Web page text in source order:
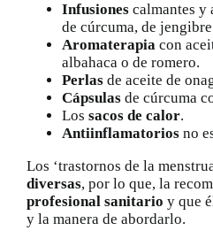
Infusiones calmantes y
de cúrcuma, de
Aromaterapia con
albahaca o de romero.
Perlas de aceite de
Cápsulas de cúrcuma
Los sacos de calor.
Antiinflamatorios no
Los ‘trastornos de la
diversas, por lo que, la
profesional sanitario y que
y la manera de abordarlo.